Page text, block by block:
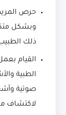
حرص
وبشكل
ذلك
القيام
الطبية
صوتية
لاكتشاف